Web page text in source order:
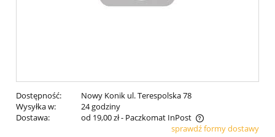
Dostępność:
Nowy Konik ul. Terespolska 78
Wysyłka w:
24 godziny
Dostawa:
od 19,00 zł- Paczkomat InPost
Cena nie zawiera ewentualnych kosztów płatnościsprawdź formy dostawy